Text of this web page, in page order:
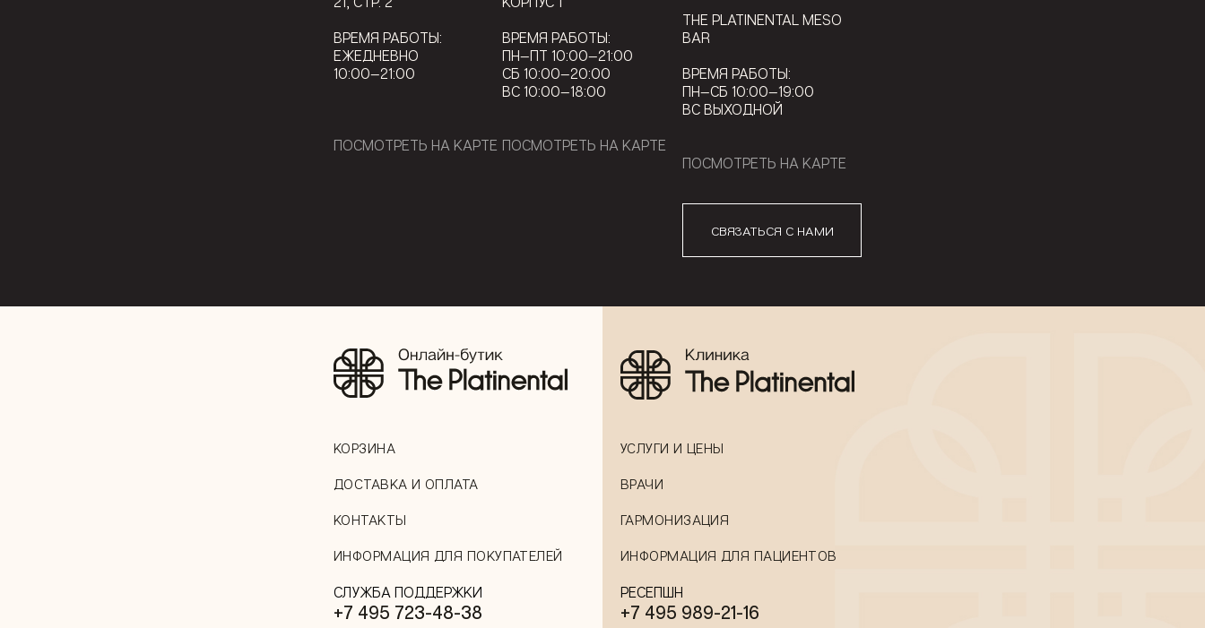
ВРЕМЯ РАБОТЫ:
ЕЖЕДНЕВНО
10:00—21:00
ПОСМОТРЕТЬ НА КАРТЕ
ВРЕМЯ РАБОТЫ:
ПН—ПТ 10:00—21:00
СБ 10:00—20:00
ВС 10:00—18:00
ПОСМОТРЕТЬ НА КАРТЕ
THE PLATINENTAL MESO
BAR
ВРЕМЯ РАБОТЫ:
ПН—СБ 10:00—19:00
ВС ВЫХОДНОЙ
ПОСМОТРЕТЬ НА КАРТЕ
СВЯЗАТЬСЯ С НАМИ
КОРЗИНА
ДОСТАВКА И ОПЛАТА
КОНТАКТЫ
ИНФОРМАЦИЯ ДЛЯ ПОКУПАТЕЛЕЙ
СЛУЖБА ПОДДЕРЖКИ
+7 495 723-48-38
УСЛУГИ И ЦЕНЫ
ВРАЧИ
ГАРМОНИЗАЦИЯ
ИНФОРМАЦИЯ ДЛЯ ПАЦИЕНТОВ
РЕСЕПШН
+7 495 989-21-16